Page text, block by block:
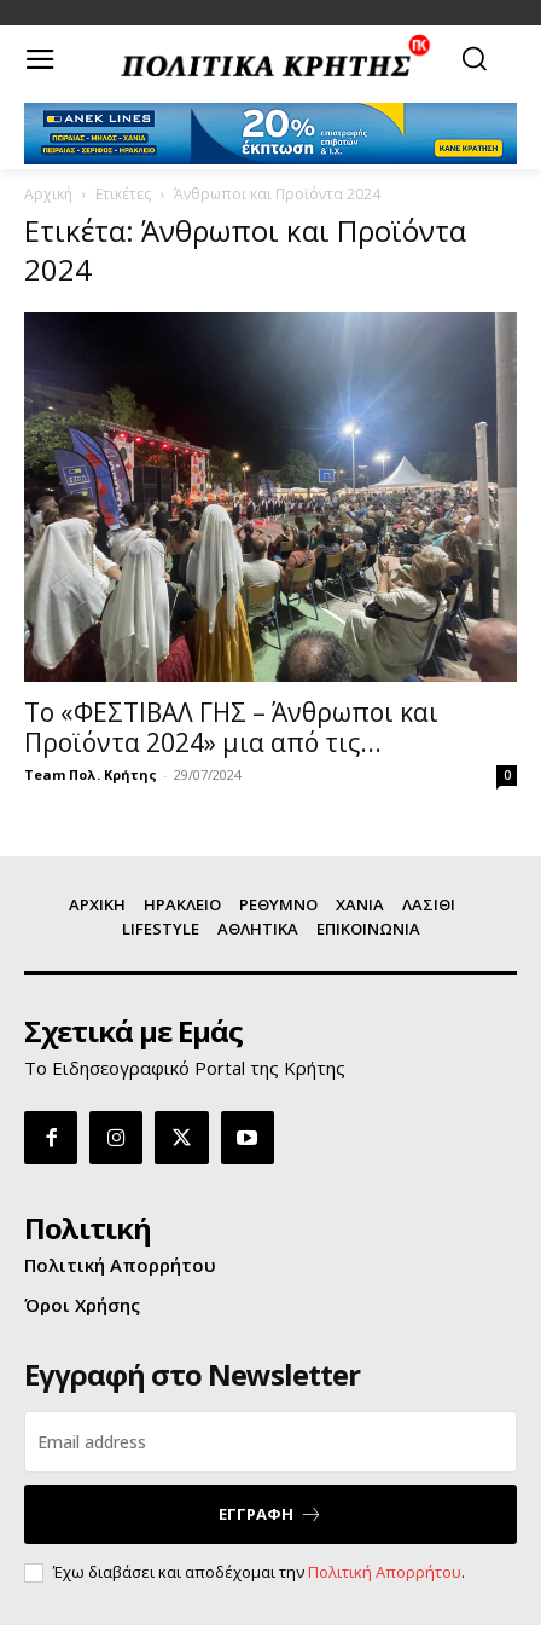
Αρχική Ετικέτες Άνθρωποι και Προϊόντα 2024
Ετικέτα: Άνθρωποι και Προϊόντα
2024
Το «ΦΕΣΤΙΒΑΛ ΓΗΣ – Άνθρωποι και
Προϊόντα 2024» μια από τις...
Team Πολ. Κρήτης - 29/07/2024 0
ΑΡΧΙΚΗ ΗΡΑΚΛΕΙΟ ΡΕΘΥΜΝΟ ΧΑΝΙΑ
ΛΑΣΙΘΙ
LIFESTYLE
ΑΘΛΗΤΙΚΑ ΕΠΙΚΟΙΝΩΝΙΑ
Σχετικά με Εμάς
Το Ειδησεογραφικό Portal της Κρήτης
Πολιτική
Πολιτική Απορρήτου
Όροι Χρήσης
Εγγραφή στο Newsletter
ΕΓΓΡΑΦΗ
Έχω διαβάσει και αποδέχομαι τηνΠολιτική Απορρήτου.